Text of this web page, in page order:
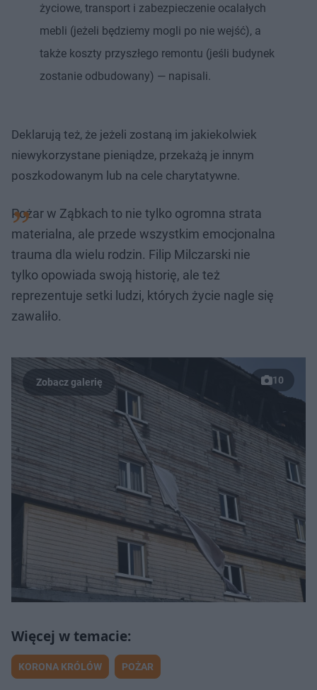
życiowe, transport i zabezpieczenie ocalałych
mebli (jeżeli będziemy mogli po nie wejść), a
także koszty przyszłego remontu (jeśli budynek
zostanie odbudowany) — napisali.
Deklarują też, że jeżeli zostaną im jakiekolwiek
niewykorzystane pieniądze, przekażą je innym
poszkodowanym lub na cele charytatywne.
Pożar w Ząbkach to nie tylko ogromna strata
materialna, ale przede wszystkim emocjonalna
trauma dla wielu rodzin. Filip Milczarski nie
tylko opowiada swoją historię, ale też
reprezentuje setki ludzi, których życie nagle się
zawaliło.
10
KORONA KRÓLÓW POŻAR